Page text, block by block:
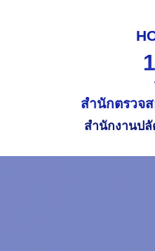
สำนักตรวจ
สำนักงานปลั